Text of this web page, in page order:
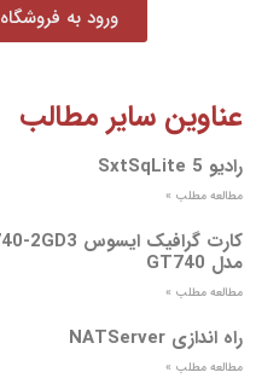
ورود به فروشگاه
عناوین سایر مطالب
رادیو SxtSqLite 5
مطالعه مطلب »
مدل GT740
مطالعه مطلب »
راه اندازی NATServer
مطالعه مطلب »